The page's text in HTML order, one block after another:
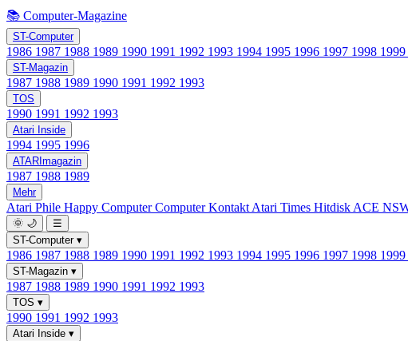
📚 Computer-Magazine
ST-Computer
1986 1987 1988 1989 1990 1991 1992 1993 1994 1995 1996 1997 1998 1999
ST-Magazin
1987 1988 1989 1990 1991 1992 1993
TOS
1990 1991 1992 1993
Atari Inside
1994 1995 1996
ATARImagazin
1987 1988 1989
Mehr
Atari Phile Happy ComputerComputer Kontakt Atari Times Hitdisk ACE
🌞 🌙
☰
ST-Computer ▾
1986 1987 1988 1989 1990 1991 1992 1993 1994 1995 1996 1997 1998 1999
ST-Magazin ▾
1987 1988 1989 1990 1991 1992 1993
TOS ▾
1990 1991 1992 1993
Atari Inside ▾